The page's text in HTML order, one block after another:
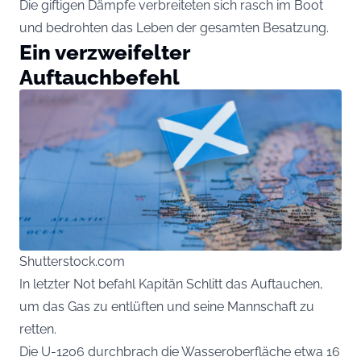
Die giftigen Dämpfe verbreiteten sich rasch im Boot
und bedrohten das Leben der gesamten Besatzung.
Ein verzweifelter
Auftauchbefehl
Shutterstock.com
In letzter Not befahl Kapitän Schlitt das Auftauchen,
um das Gas zu entlüften und seine Mannschaft zu
retten.
Die U-1206 durchbrach die Wasseroberfläche etwa 16